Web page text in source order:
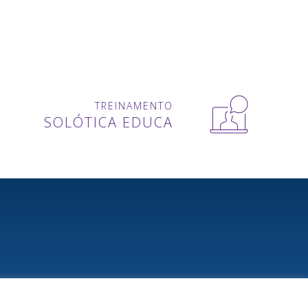
TREINAMENTO
SOLÓTICA EDUCA